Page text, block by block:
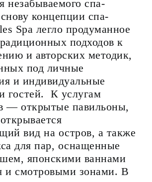
незабываемого спа-
концепции спа-
Spa легло продуманное
подходов к
и авторских методик,
под личные
и индивидуальные
гостей. К услугам
— открытые павильоны,
вид на остров, а также
для пар, оснащенные
японскими ваннами
и смотровыми зонами. В